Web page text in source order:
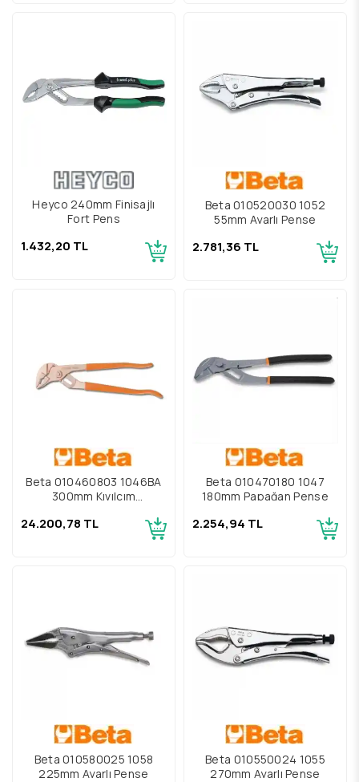
Heyco 240mm Finisajlı
Fort Pens
1.432,20 TL
Beta 010520030 1052
55mm Ayarlı Pense
2.781,36 TL
Beta 010460803 1046BA
300mm Kıvılcım
Pense
24.200,78 TL
Beta 010470180 1047
180mm Papağan Pense
2.254,94 TL
Beta 010580025 1058
225mm Ayarlı Pense
Beta 010550024 1055
270mm Ayarlı Pense